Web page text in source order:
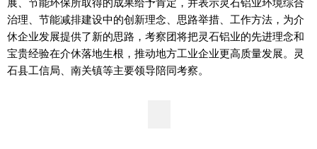
展、节能环保所取得的成果给予肯定，并表示灵石铝业环境综合
治理、节能减排建设中的创新理念、思路举措、工作方法，为介
休企业发展提供了新的思路，考察团将把灵石铝业的先进理念和
宝贵经验在介休落地生根，推动地方工业企业更高质量发展。灵
石县工信局、南关镇等主要领导陪同考察。